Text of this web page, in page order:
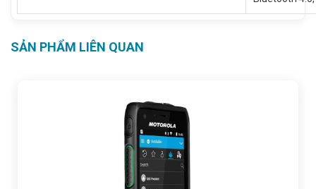
SẢN PHẨM LIÊN QUAN